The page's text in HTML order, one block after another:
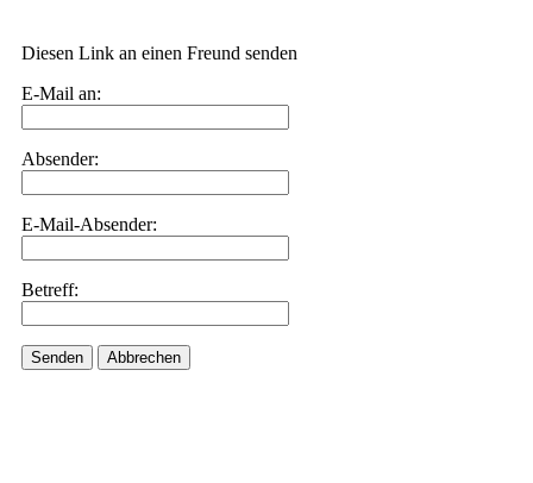
Diesen Link an einen Freund senden
E-Mail an:
Absender:
E-Mail-Absender:
Betreff:
Senden Abbrechen